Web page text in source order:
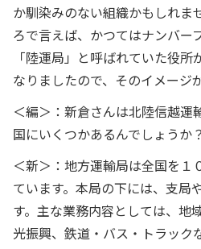
か馴染みのない組織かもしれま
ろで言えば、かつてはナンバー
「陸運局」と呼ばれていた役
なりましたので、そのイメージ
＜編＞：新倉さんは北陸信越運
国にいくつかあるんでしょうか？
＜新＞：地方運輸局は全国を１
ています。本局の下には、支局
す。主な業務内容としては、地
光振興、鉄道・バス・トラック